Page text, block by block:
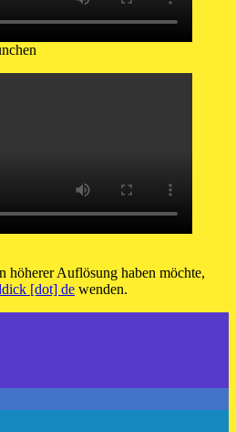
höherer Auflösung haben möchte,
[dot] de wenden.